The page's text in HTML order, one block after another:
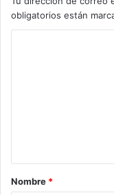
obligatorios están
a
r
Nombre *